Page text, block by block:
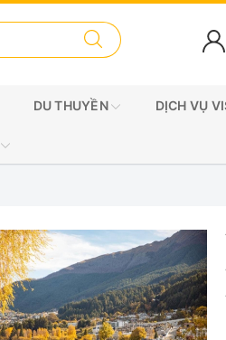
DU THUYỀN DỊCH VỤ